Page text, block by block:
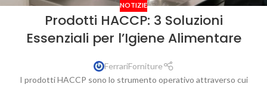
NOTIZIE
Prodotti HACCP: 3 Soluzioni
Essenziali per l’Igiene Alimentare
FerrariForniture
I prodotti HACCP sono lo strumento operativo attraverso cui